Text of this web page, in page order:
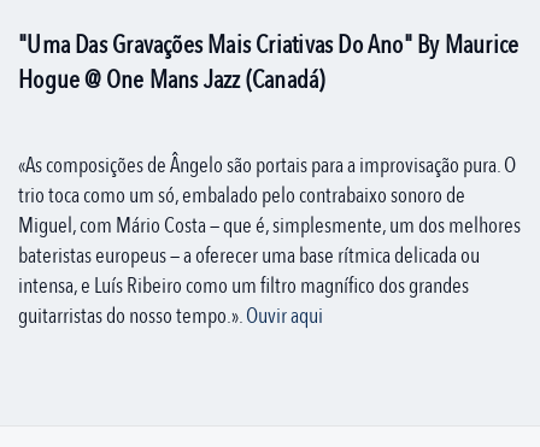
"Uma Das Gravações Mais Criativas Do Ano" By Maurice
Hogue @ One Mans Jazz (Canadá)
«As composições de Ângelo são portais para a improvisação pura. O
trio toca como um só, embalado pelo contrabaixo sonoro de
Miguel, com Mário Costa — que é, simplesmente, um dos melhores
bateristas europeus — a oferecer uma base rítmica delicada ou
intensa, e Luís Ribeiro como um filtro magnífico dos grandes
guitarristas do nosso tempo.».Ouvir aqui